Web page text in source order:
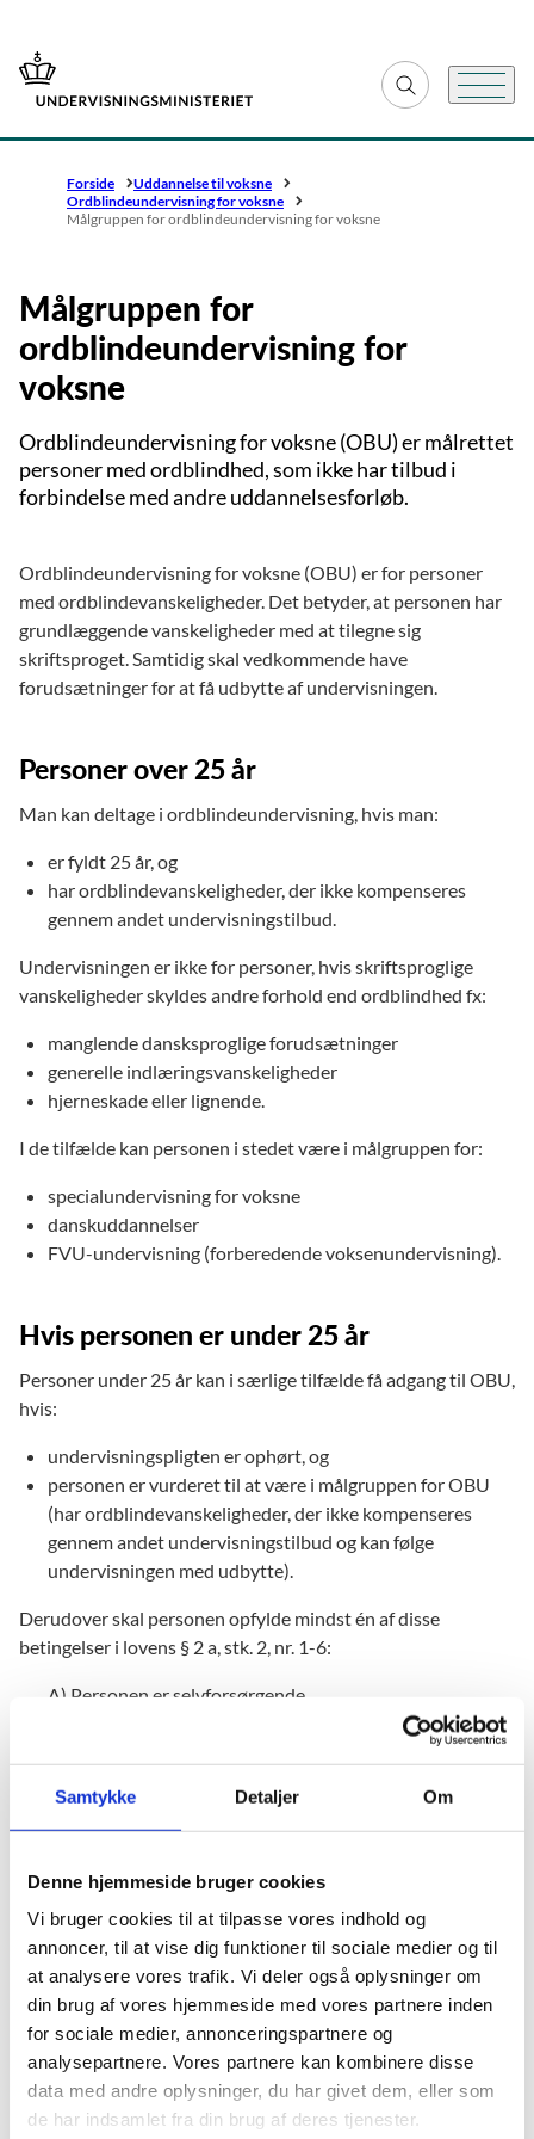
Samtykke Detaljer Om
Denne hjemmeside bruger cookies
Vi bruger cookies til at tilpasse vores indhold og
annoncer, til at vise dig funktioner til sociale medier og til
at analysere vores trafik. Vi deler også oplysninger om
din brug af vores hjemmeside med vores partnere inden
for sociale medier, annonceringspartnere og
analysepartnere. Vores partnere kan kombinere disse
data med andre oplysninger, du har givet dem, eller som
de har indsamlet fra din brug af deres tjenester.
Gå til forsiden Fold søgefelt ud
Menu
Forside
Uddannelse til voksne
Ordblindeundervisning for voksne
Målgruppen for ordblindeundervisning for voksne
Målgruppen for
ordblindeundervisning for
voksne
Ordblindeundervisning for voksne (OBU) er målrettet
personer med ordblindhed, som ikke har tilbud i
forbindelse med andre uddannelsesforløb.
Ordblindeundervisning for voksne (OBU) er for personer
med ordblindevanskeligheder. Det betyder, at personen har
grundlæggende vanskeligheder med at tilegne sig
skriftsproget. Samtidig skal vedkommende have
forudsætninger for at få udbytte af undervisningen.
Personer over 25 år
Man kan deltage i ordblindeundervisning, hvis man:
er fyldt 25 år, og
har ordblindevanskeligheder, der ikke kompenseres
gennem andet undervisningstilbud.
Undervisningen er ikke for personer, hvis skriftsproglige
vanskeligheder skyldes andre forhold end ordblindhed fx:
manglende dansksproglige forudsætninger
generelle indlæringsvanskeligheder
hjerneskade eller lignende.
I de tilfælde kan personen i stedet være i målgruppen for:
specialundervisning for voksne
danskuddannelser
FVU-undervisning (forberedende voksenundervisning).
Hvis personen er under 25 år
Personer under 25 år kan i særlige tilfælde få adgang til OBU,
hvis:
undervisningspligten er ophørt, og
personen er vurderet til at være i målgruppen for OBU
(har ordblindevanskeligheder, der ikke kompenseres
gennem andet undervisningstilbud og kan følge
undervisningen med udbytte).
Derudover skal personen opfylde mindst én af disse
betingelser i lovens § 2 a, stk. 2, nr. 1-6:
A) Personen er selvforsørgende.
der forsørges af sine forældre, anses som
selvforsørgende.
B)Personen er i deltidsarbejde.
Personen arbejder mindst 20 timer om ugen i en
tidsubegrænset stilling og underskriver en erklæring om
det.
Personen har gennemført en ungdoms- eller
videregående uddannelse og har behov for OBU.
Personen er i gang med en ungdoms- eller videregående
uddannelse og har behov for OBU.
Personen er på barselsorlov og ønsker at følge OBU.